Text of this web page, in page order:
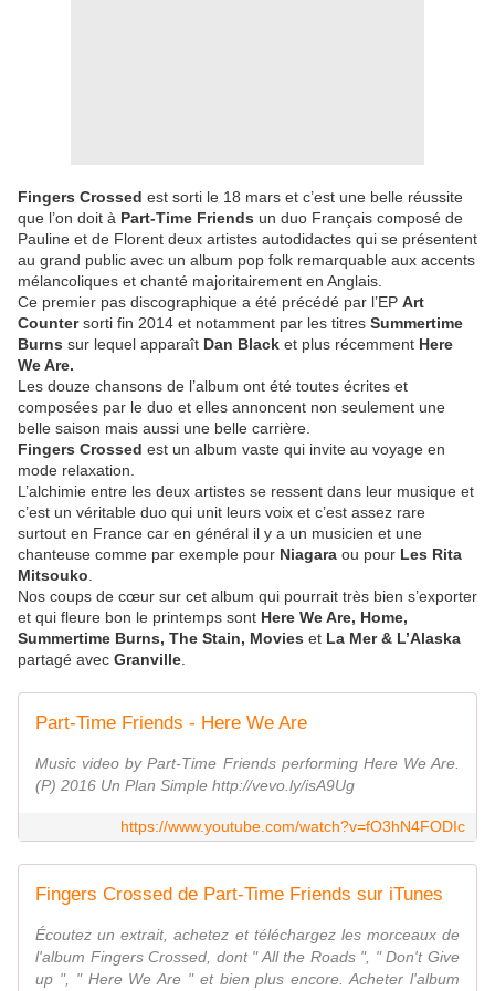
Fingers Crossed est sorti le 18 mars et c’est une belle réussite
que l’on doit à Part-Time Friends un duo Français composé de
Pauline et de Florent deux artistes autodidactes qui se présentent
au grand public avec un album pop folk remarquable aux accents
mélancoliques et chanté majoritairement en Anglais.
Ce premier pas discographique a été précédé par l’EP Art
Countersorti fin 2014 et notamment par les titres Summertime
Burns sur lequel apparaît Dan Black et plus récemment Here
We Are.
Les douze chansons de l’album ont été toutes écrites et
composées par le duo et elles annoncent non seulement une
belle saison mais aussi une belle carrière.
Fingers Crossed est un album vaste qui invite au voyage en
mode relaxation.
L’alchimie entre les deux artistes se ressent dans leur musique et
c’est un véritable duo qui unit leurs voix et c’est assez rare
surtout en France car en général il y a un musicien et une
chanteuse comme par exemple pour Niagara ou pour Les Rita
Mitsouko
Nos coups de cœur sur cet album qui pourrait très bien s’exporter
et qui fleure bon le printemps sont Here We Are, Home,
Summertime Burns, The Stain, Movies et La Mer & L’Alaska
partagé avec Granville
Part-Time Friends - Here We Are
Music video by Part-Time Friends performing Here We Are.
(P) 2016 Un Plan Simple http://vevo.ly/isA9Ug
https://www.youtube.com/watch?v=fO3hN4FODIc
Fingers Crossed de Part-Time Friends sur iTunes
Écoutez un extrait, achetez et téléchargez les morceaux de
l'album Fingers Crossed, dont " All the Roads ", " Don't Give
up ", " Here We Are " et bien plus encore. Acheter l'album